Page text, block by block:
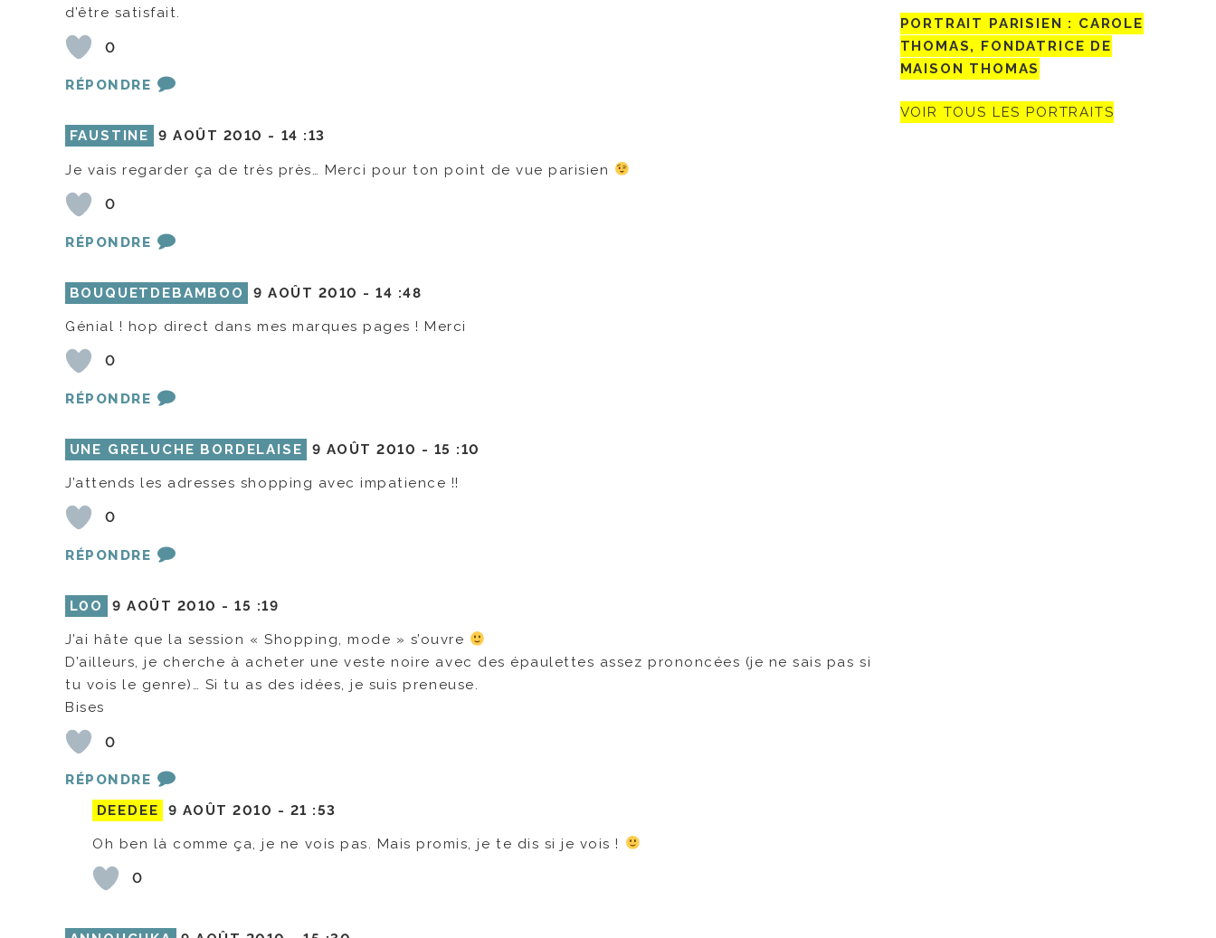
d’être satisfait.
0
RÉPONDRE
FAUSTINE 9 AOÛT 2010 - 14 :13
Je vais regarder ça de très près… Merci pour ton point de vue parisien
0
RÉPONDRE
BOUQUETDEBAMBOO 9 AOÛT 2010 -14 :48
Génial ! hop direct dans mes marques pages ! Merci
0
RÉPONDRE
UNE GRELUCHE BORDELAISE 9 AOÛT 2010 - 15 :10
J’attends les adresses shopping avec impatience !!
0
RÉPONDRE
L0O 9 AOÛT 2010 -15 :19
J’ai hâte que la session « Shopping, mode » s’ouvre
D’ailleurs, je cherche à acheter une veste noire avec des épaulettes assez prononcées (je ne sais pas si
tu vois le genre)… Si tu as des idées, je suis preneuse.
Bises
0
RÉPONDRE
DEEDEE
9 AOÛT 2010 - 21 :53
Oh ben là comme ça, je ne vois pas. Mais promis, je te dis si je vois !
0
PORTRAIT PARISIEN : CAROLE
THOMAS, FONDATRICE DE
MAISON THOMAS
VOIR TOUS LES PORTRAITS